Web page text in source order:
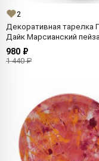
2
Декоративная тарелка
Дайк Марсианский
980 ₽
1 440 ₽